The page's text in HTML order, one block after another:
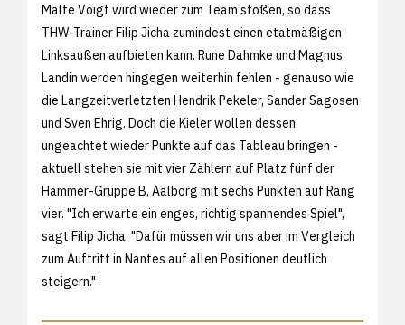
Malte Voigt wird wieder zum Team stoßen, so dass
THW-Trainer Filip Jicha zumindest einen etatmäßigen
Linksaußen aufbieten kann. Rune Dahmke und Magnus
Landin werden hingegen weiterhin fehlen - genauso wie
die Langzeitverletzten Hendrik Pekeler, Sander Sagosen
und Sven Ehrig. Doch die Kieler wollen dessen
ungeachtet wieder Punkte auf das Tableau bringen -
aktuell stehen sie mit vier Zählern auf Platz fünf der
Hammer-Gruppe B, Aalborg mit sechs Punkten auf Rang
vier. "Ich erwarte ein enges, richtig spannendes Spiel",
sagt Filip Jicha. "Dafür müssen wir uns aber im Vergleich
zum Auftritt in Nantes auf allen Positionen deutlich
steigern."